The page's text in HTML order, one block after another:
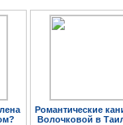
Романтические
Волочковой в